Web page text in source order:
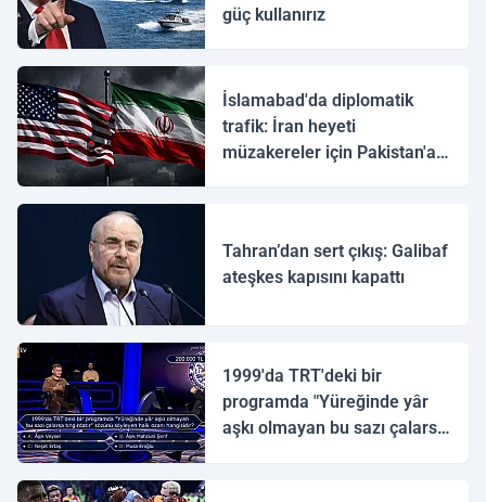
güç kullanırız
İslamabad'da diplomatik
trafik: İran heyeti
müzakereler için Pakistan'a
Tahran’dan sert çıkış: Galibaf
ateşkes kapısını kapattı
1999'da TRT'deki bir
programda "Yüreğinde yâr
aşkı olmayan bu sazı çalarsa